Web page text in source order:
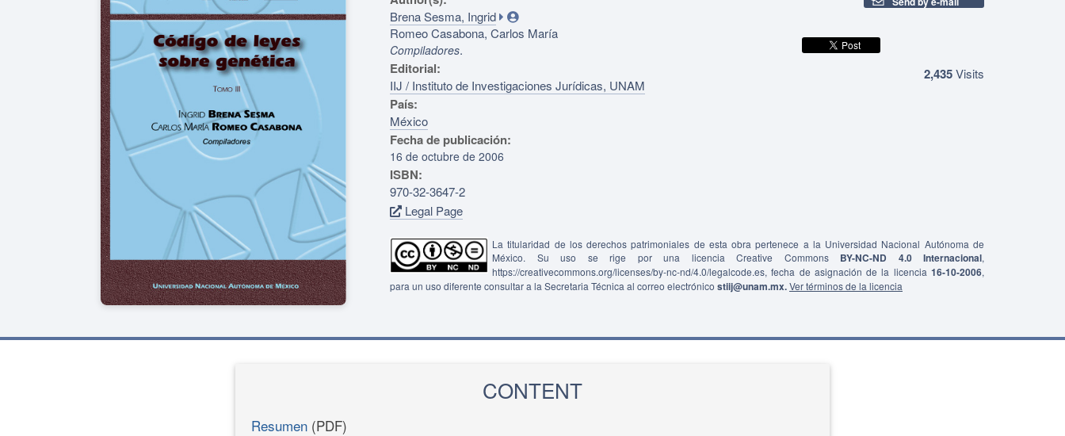
Brena Sesma, Ingrid
Romeo Casabona, Carlos María
Compiladores.
Editorial:
IIJ / Instituto de Investigaciones Jurídicas, UNAM
País:
México
Fecha de publicación:
16 de octubre de 2006
ISBN:
970-32-3647-2
Legal Page
2,435Visits
La titularidad de los derechos patrimoniales de esta obra pertenece a la Universidad Nacional Autónoma de
México. Su uso se rige por una licencia Creative Commons BY-NC-ND 4.0 Internacional,
https://creativecommons.org/licenses/by-nc-nd/4.0/legalcode.es, fecha de asignación de la licencia 16-10-2006,
para un uso diferente consultar a la Secretaria Técnica al correo electrónico stiij@unam.mx.Ver términos de la licencia
CONTENT
Resumen (PDF)